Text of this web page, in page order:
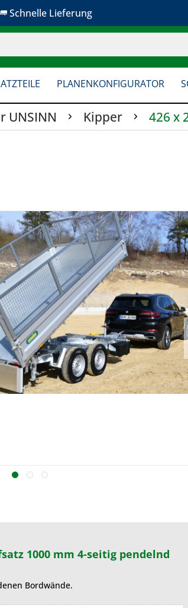
Schnelle Lieferung
PLANENKONFIGURATOR
UNSINN Kipper 426 x
1000 mm 4-seitig pendelnd
Bordwände.